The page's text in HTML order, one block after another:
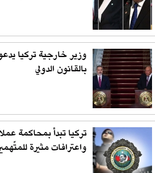
وزير خارجية تركيا
بالقانون الدولي
تركيا تبدأ بمحاكمة
واعترافات مثيرة